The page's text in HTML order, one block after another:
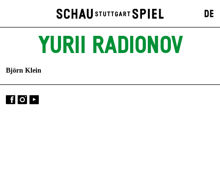
DE
YURII RADIONOV
Björn Klein